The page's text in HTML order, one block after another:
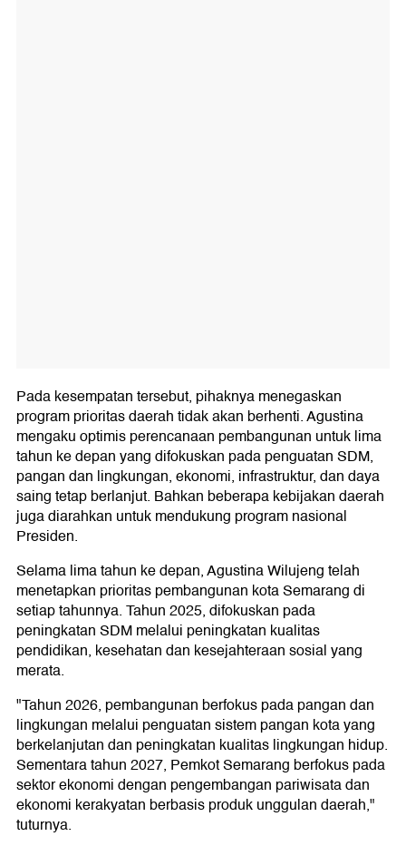
Pada kesempatan tersebut, pihaknya menegaskan
program prioritas daerah tidak akan berhenti. Agustina
mengaku optimis perencanaan pembangunan untuk lima
tahun ke depan yang difokuskan pada penguatan SDM,
pangan dan lingkungan, ekonomi, infrastruktur, dan daya
saing tetap berlanjut. Bahkan beberapa kebijakan daerah
juga diarahkan untuk mendukung program nasional
Presiden.
Selama lima tahun ke depan, Agustina Wilujeng telah
menetapkan prioritas pembangunan kota Semarang di
setiap tahunnya. Tahun 2025, difokuskan pada
peningkatan SDM melalui peningkatan kualitas
pendidikan, kesehatan dan kesejahteraan sosial yang
merata.
"Tahun 2026, pembangunan berfokus pada pangan dan
lingkungan melalui penguatan sistem pangan kota yang
berkelanjutan dan peningkatan kualitas lingkungan hidup.
Sementara tahun 2027, Pemkot Semarang berfokus pada
sektor ekonomi dengan pengembangan pariwisata dan
ekonomi kerakyatan berbasis produk unggulan daerah,"
tuturnya.